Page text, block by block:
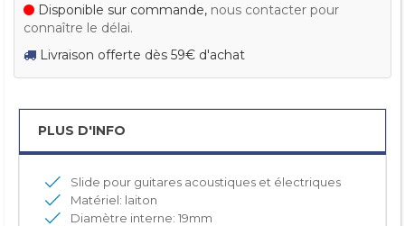
Disponible sur commande, nous contacter pour
connaître le délai.
Livraison offerte dès 59€ d'achat
PLUS D'INFO
Slide pour guitares acoustiques et électriques
Matériel: laiton
Diamètre interne: 19mm